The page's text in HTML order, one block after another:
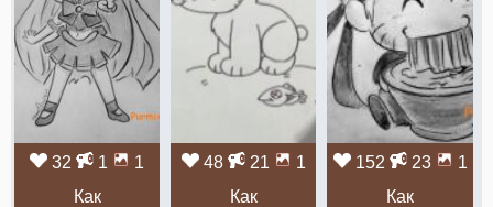
32 1
1
Как
48 21
1
Как
152 23
1
Как